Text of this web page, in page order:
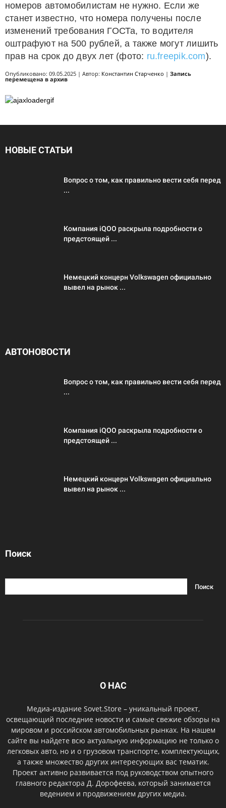
номеров автомобилистам не нужно. Если же
станет известно, что номера получены после
изменений требования ГОСТа, то водителя
оштрафуют на 500 рублей, а также могут лишить
прав на срок до двух лет (фото: ru.freepik.com).
Опубликовано: 09.05.2025 | Автор: Константин Старченко | Запись
перемещена в архив
НОВЫЕ СТАТЬИ
Вопрос о том, как правильно вести себя перед
...
Компания iQOO раскрыла подробности о
предстоящей ...
Немецкий концерн Volkswagen официально
вывел на рынок ...
АВТОНОВОСТИ
Вопрос о том, как правильно вести себя перед
...
Компания iQOO раскрыла подробности о
предстоящей ...
Немецкий концерн Volkswagen официально
вывел на рынок ...
Поиск
О НАС
Медиа-издание Sovet.Store – уникальный проект,
освещающий последние новости и самые свежие обзоры на
мировом и российском автомобильных рынках. На нашем
сайте вы найдете всю актуальную информацию не только о
легковых авто, но и о грузовом транспорте, комплектующих,
а также множество других интересующих вас тематик.
Проект активно развивается под руководством опытного
главного редактора Д. Дорофеева, который занимается
ведением и продвижением других медиа.